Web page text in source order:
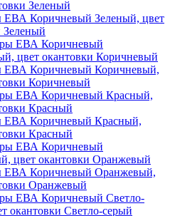
Коричневый Зеленый, цвет
Зеленый
ЕВА Коричневый Коричневый,
Коричневый
ЕВА Коричневый Красный,
Красный
ЕВА Коричневый Оранжевый,
Оранжевый